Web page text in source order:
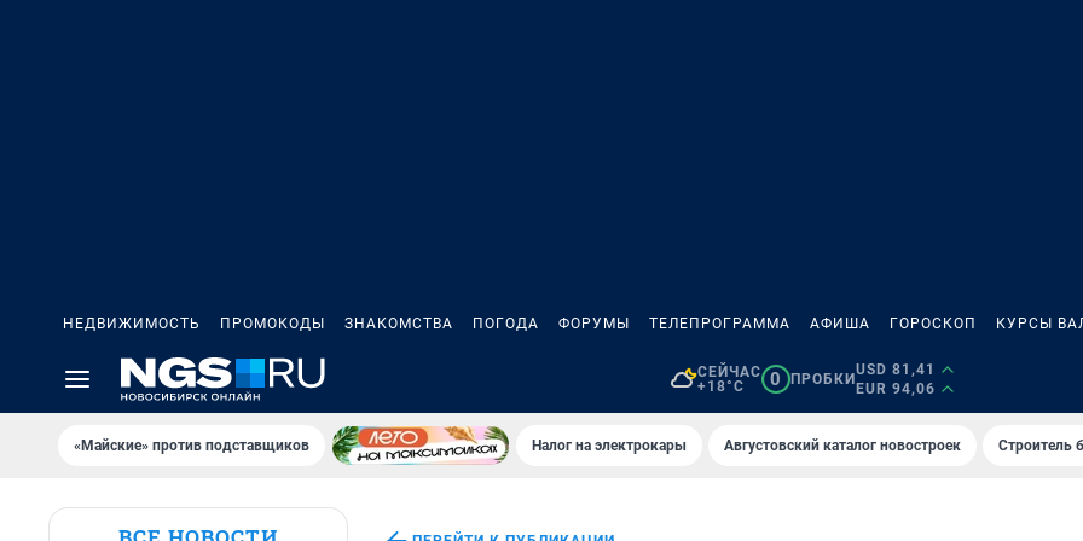
НЕДВИЖИМОСТЬ ПРОМОКОДЫ ЗНАКОМСТВА ПОГОДА ФОРУМЫ ТЕЛЕПРОГРАММА АФИША ГОРОСКОП КУРСЫ
СЕЙЧАС
+18°C
0 ПРОБКИ
USD 81,41
EUR 94,06
«Майские» против подставщиков Налог на электрокары Августовский каталог новостроек Строитель